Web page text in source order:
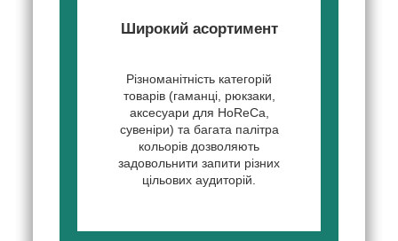
Широкий асортимент
Різноманітність категорій
товарів (гаманці, рюкзаки,
аксесуари для HoReCa,
сувеніри) та багата палітра
кольорів дозволяють
задовольнити запити різних
цільових аудиторій.